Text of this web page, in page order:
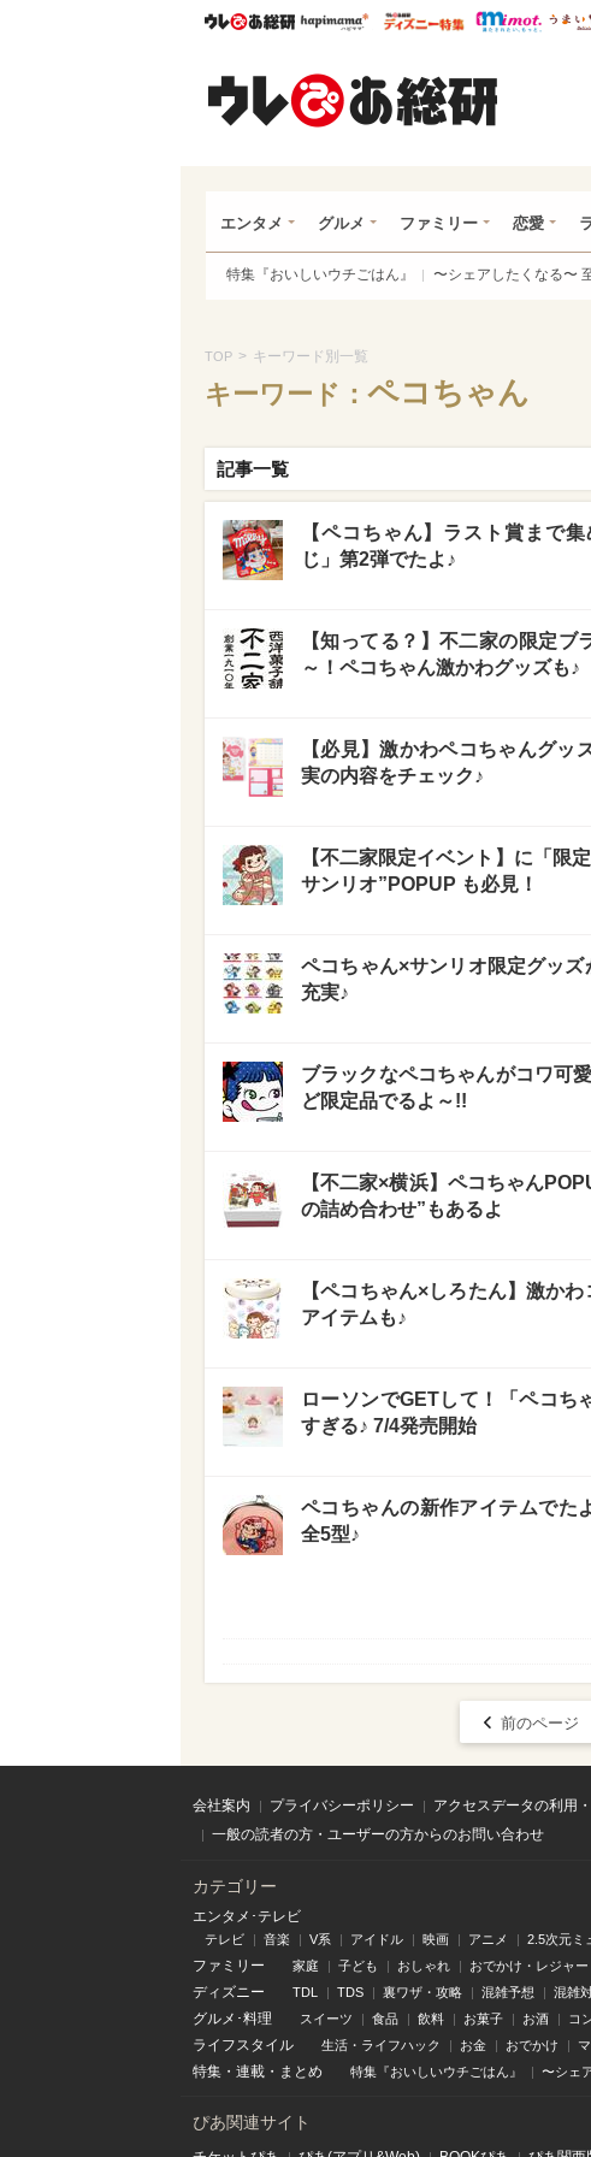
ウレぴあ総研ハピママ* ウレぴあ総研
エンタメ グルメ ファミリー 恋愛
特集『おいしいウチごはん』 〜シェアしたくなる〜
TOP > キーワード別一覧
キーワード： ペコちゃん
記事一覧
【ペコちゃん】ラスト賞まで
じ」第2弾でたよ♪
【知ってる？】不二家の限定
～！ペコちゃん激かわグッズも♪
【必見】激かわペコちゃんグ
実の内容をチェック♪
【不二家限定イベント】に「限
サンリオ”POPUP も必見！
ペコちゃん×サンリオ限定グッ
充実♪
ブラックなペコちゃんがコワ可
ど限定品でるよ～!!
【不二家×横浜】ペコちゃん
の詰め合わせ”もあるよ
【ペコちゃん×しろたん】激か
アイテムも♪
ローソンでGETして！「ペコち
すぎる♪ 7/4発売開始
ペコちゃんの新作アイテムでた
全5型♪
前のページ
会社案内 プライバシーポリシー アクセスデータの利用
一般の読者の方・ユーザーの方からのお問い合わせ
カテゴリー
エンタメ･テレビ
テレビ 音楽 V系 アイドル 映画 アニメ 2.5次元ミ
ファミリー 家庭 子ども おしゃれ おでかけ・レジャー
ディズニー TDL TDS 裏ワザ・攻略 混雑予想 混雑
グルメ･料理 スイーツ 食品 飲料 お菓子 お酒 コ
ライフスタイル 生活・ライフハック お金 おでかけ
特集 ・ 連載 ・ まとめ 特集『おいしいウチごはん』 〜シェ
ぴあ関連サイト